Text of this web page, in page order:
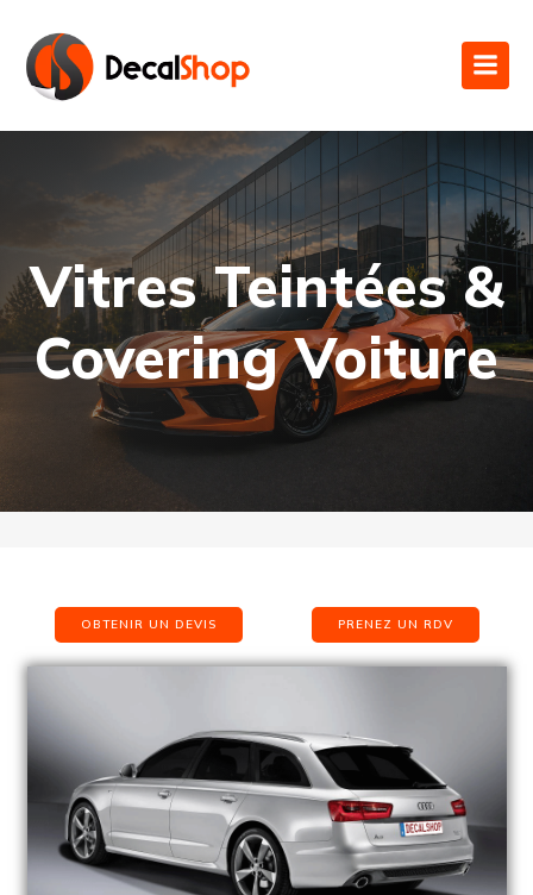
Vitres Teintées &
Covering Voiture
OBTENIR UN DEVIS PRENEZ UN RDV